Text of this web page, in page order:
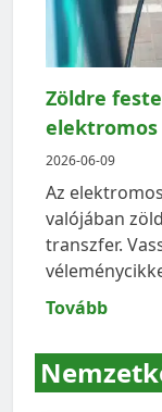
Zöldre
2026-06-09
Az
valójában
transzfer.
Tovább